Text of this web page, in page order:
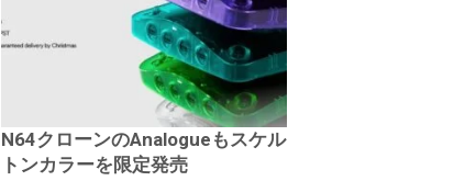
N64クローンのAnalogueもスケル
トンカラーを限定発売